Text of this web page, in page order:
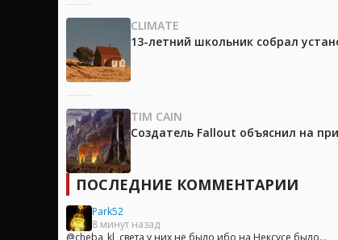
CLIMATE
13-летний школьник собрал
TIM CAIN
Создатель Fallout объяснил на
ПОСЛЕДНИЕ КОММЕНТАРИИ
Park52
8 минут назад
@cheba_kl, света у них не было ибо на Нексусе было...